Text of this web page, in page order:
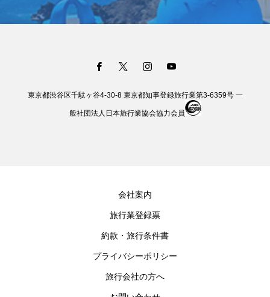
東京都渋谷区千駄ヶ谷4-30-8 東京都知事登録旅行業第3-6359号 一
般社団法人日本旅行業協会協力会員
会社案内
旅行業登録票
約款・旅行条件書
プライバシーポリシー
旅行会社の方へ